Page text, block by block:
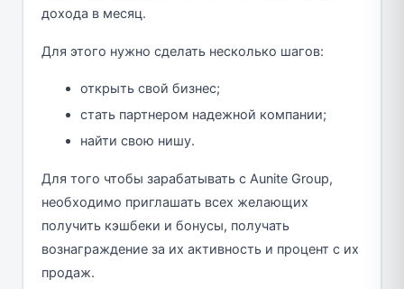
дохода в месяц.
Для этого нужно сделать несколько шагов:
открыть свой бизнес;
стать партнером надежной компании;
найти свою нишу.
Для того чтобы зарабатывать с Aunite Group,
необходимо приглашать всех желающих
получить кэшбеки и бонусы, получать
вознаграждение за их активность и процент с их
продаж.